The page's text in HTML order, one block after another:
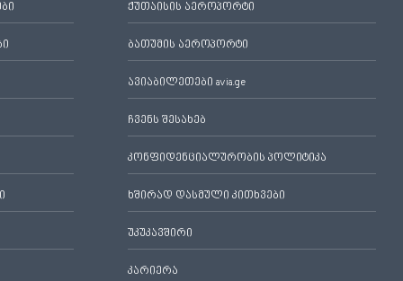
ქუთაისის აეროპორტი
ბათუმის აეროპორტი
ავიაბილეთები avia.ge
ჩვენს შესახებ
კონფიდენციალურობის პოლიტიკა
ხშირად დასმული კითხვები
უკუკავშირი
კარიერა